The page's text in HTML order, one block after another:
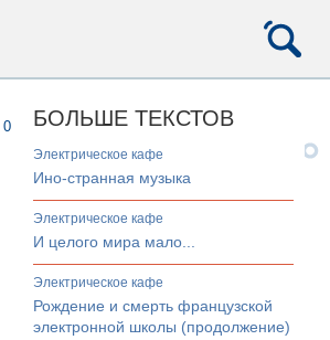
0 БОЛЬШЕ ТЕКСТОВ
электрическое кафе
Ино-странная музыка
электрическое кафе
И целого мира мало...
электрическое кафе
Рождение и смерть французской
электронной школы (продолжение)